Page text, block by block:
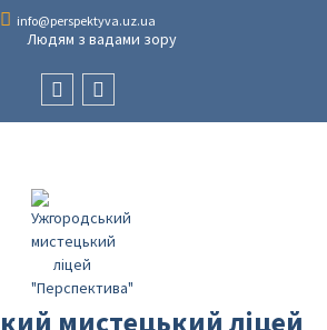
info@perspektyva.uz.ua
Людям з вадами зору
мистецький ліцей